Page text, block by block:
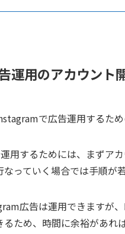
用のアカウント
で広告運用するため
用するためには、まずア
っていく場合では手順が
広告は運用できますが
ため、時間に余裕があれ